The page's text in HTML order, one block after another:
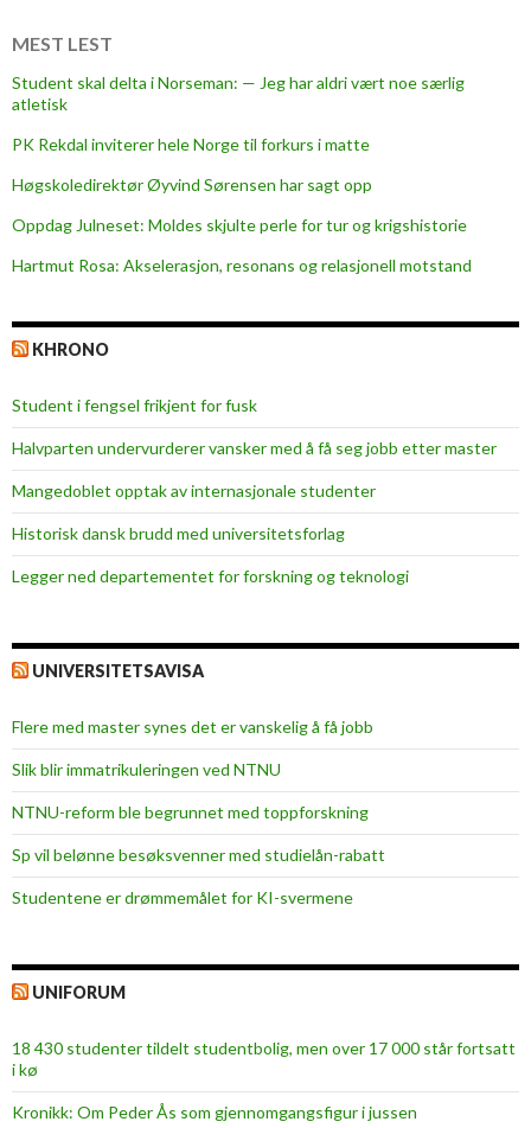
w
r
r
o
r
MEST LEST
Student skal delta i Norseman: — Jeg har aldri vært noe særlig
atletisk
PK Rekdal inviterer hele Norge til forkurs i matte
Høgskoledirektør Øyvind Sørensen har sagt opp
Oppdag Julneset: Moldes skjulte perle for tur og krigshistorie
Hartmut Rosa: Akselerasjon, resonans og relasjonell motstand
KHRONO
Student i fengsel frikjent for fusk
Halvparten undervurderer vansker med å få seg jobb etter master
Mangedoblet opptak av internasjonale studenter
Historisk dansk brudd med universitetsforlag
Legger ned departementet for forskning og teknologi
UNIVERSITETSAVISA
Flere med master synes det er vanskelig å få jobb
Slik blir immatrikuleringen ved NTNU
NTNU-reform ble begrunnet med toppforskning
Sp vil belønne besøksvenner med studielån-rabatt
Studentene er drømmemålet for KI-svermene
UNIFORUM
18 430 studenter tildelt studentbolig, men over 17 000 står fortsatt
i kø
Kronikk: Om Peder Ås som gjennomgangsfigur i jussen